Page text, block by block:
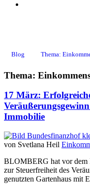
Blog Thema:
Thema:
17 März:
Immobilie
von Svetlana Heil
BLOMBERG hat vor dem
zur Steuerfreiheit des
genutzten Gartenhaus mit